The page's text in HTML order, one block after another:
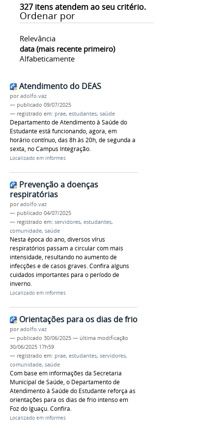
327 itens atendem ao seu critério.
Ordenar por
Relevância
data (mais recente primeiro)
Alfabeticamente
Atendimento do DEAS
poradolfo.vaz
— publicado 09/07/2025
— registrado em: prae, estudantes, saúde
Departamento de Atendimento à Saúde do
Estudante está funcionando, agora, em
horário contínuo, das 8h às 20h, de segunda a
sexta, no Campus Integração.
Localizado em Informes
Prevenção a doenças
respiratórias
poradolfo.vaz
— publicado 04/07/2025
— registrado em: servidores, estudantes,
comunidade, saúde
Nesta época do ano, diversos vírus
respiratórios passam a circular com mais
intensidade, resultando no aumento de
infecções e de casos graves. Confira alguns
cuidados importantes para o período de
inverno.
Localizado em Informes
Orientações para os dias de frio
poradolfo.vaz
— publicado 30/06/2025 — última modificação
30/06/2025 17h59
— registrado em: prae, estudantes, servidores,
comunidade, saúde
Com base em informações da Secretaria
Municipal de Saúde, o Departamento de
Atendimento à Saúde do Estudante reforça as
orientações para os dias de frio intenso em
Foz do Iguaçu. Confira.
Localizado em Informes